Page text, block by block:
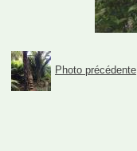
Photo précédente